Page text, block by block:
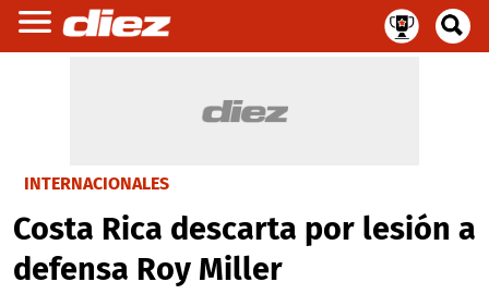
INTERNACIONALES
Costa Rica descarta por lesión a
defensa Roy Miller